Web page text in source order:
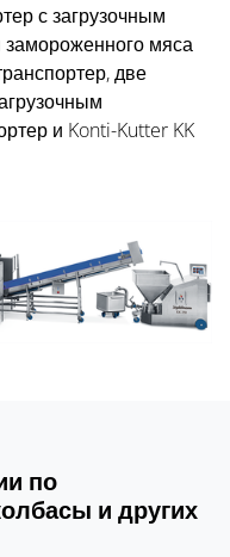
с загрузочным
замороженного мяса
две
и Konti-Kutter KK
по
и других